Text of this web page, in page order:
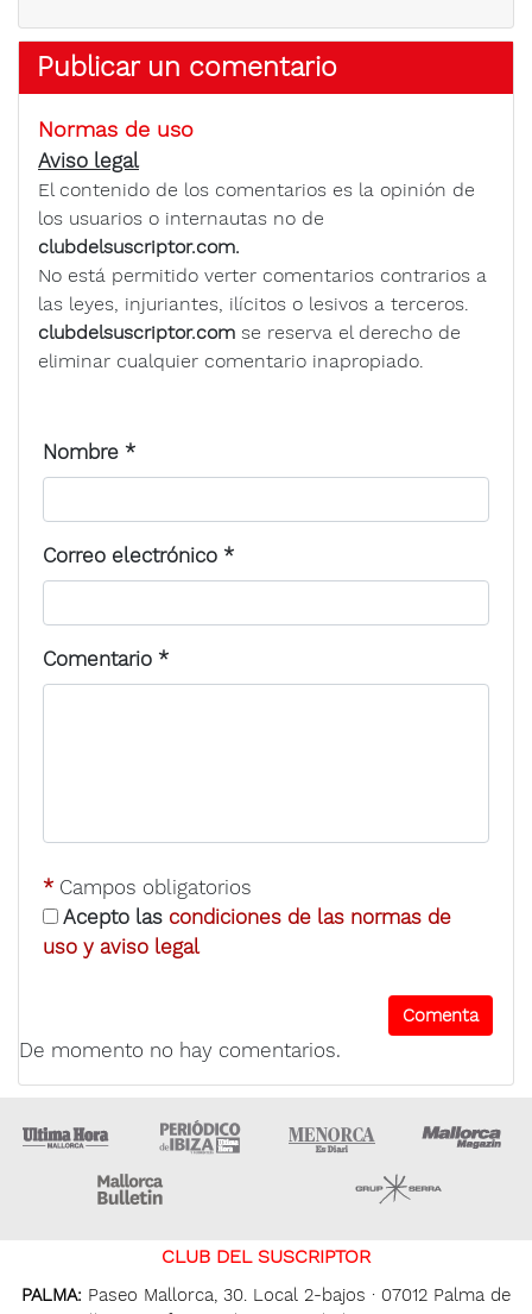
Publicar un comentario
Normas de uso
Aviso legal
El contenido de los comentarios es la opinión de
los usuarios o internautas no de
clubdelsuscriptor.com.
No está permitido verter comentarios contrarios a
las leyes, injuriantes, ilícitos o lesivos a terceros.
clubdelsuscriptor.com se reserva el derecho de
eliminar cualquier comentario inapropiado.
Nombre *
Correo electrónico *
Comentario *
* Campos obligatorios
Acepto las condiciones de las normas de
uso y aviso legal
De momento no hay comentarios.
Ultima Hora Ultima hora Ibiza Menorca • Es Diari
CLUB DEL SUSCRIPTOR
PALMA: Paseo Mallorca, 30. Local 2-bajos · 07012 Palma de